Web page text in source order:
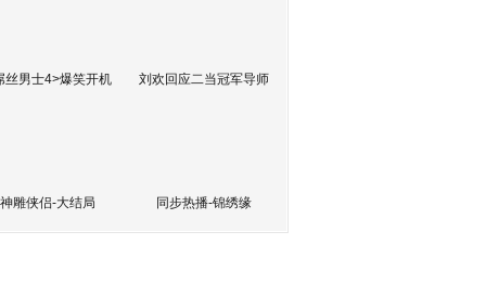
丝男士4>爆笑开机 刘欢回应二当冠军导师
神雕侠侣-大结局 同步热播-锦绣缘